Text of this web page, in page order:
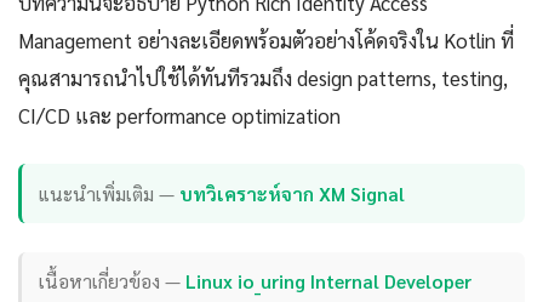
Management อย่างละเอียดพร้อมตัวอย่างโค้ดจริงใน Kotlin ที่
คุณสามารถนำไปใช้ได้ทันทีรวมถึง design patterns, testing,
CI/CD และ performance optimization
แนะนำเพิ่มเติม — บทวิเคราะห์จาก XM Signal
เนื้อหาเกี่ยวข้อง — Linux io_uring Internal Developer